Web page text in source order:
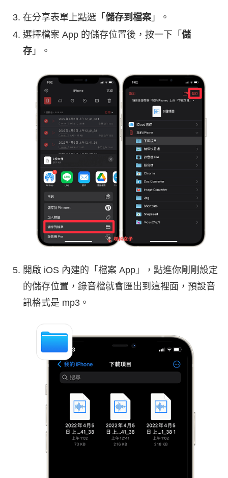
在分享表單上點選「 儲存到檔案 」。
選擇檔案 App 的儲存位置後，按一下「 儲
存 」。
開啟 iOS 內建的「檔案 App」，點進你剛剛設定
的儲存位置，錄音檔就會匯出到這裡面，預設音
訊格式是 mp3。